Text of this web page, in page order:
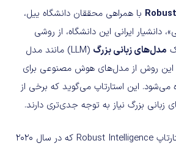
با همراهی محققان دانشگاه ییل،
دانشیار ایرانی این دانشگاه، از روشی
مدل‌های زبانی بزرگ (LLM) مانند مدل
این روش از مدل‌های هوش مصنوعی برای
این استارتاپ می‌گوید که برخی از
بزرگ نیاز به توجه جدی‌تری دارند.
، استارتاپ Robust Intelligence که در سال 2020